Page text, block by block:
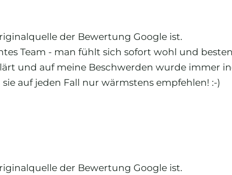
der Bewertung Google ist.
Team - man fühlt sich sofort wohl und
und auf meine Beschwerden wurde immer
auf jeden Fall nur wärmstens empfehlen! :-)
der Bewertung Google ist.